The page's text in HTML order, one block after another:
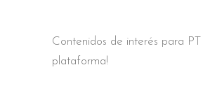
Contenidos de interés para
plataforma!